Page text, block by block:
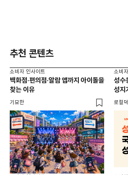
추천 콘텐츠
소비자 인사이트
백화점·편의점·알람 앱까지 아이돌을
찾는 이유
기묘한
소비
성수
성지
로컬덕